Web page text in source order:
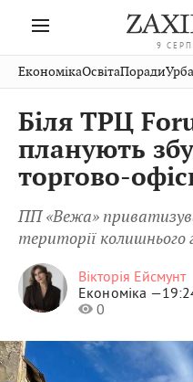
9
Івано-
Франківськ
Тернопіль
Волинь
Закарпаття
Рівне
Чернівці
Шептицький
Стрий
Вінниця
ЕкономікаОсвітаПоради
Біля ТРЦ
планують
торгово-
ПП «Вежа»
території колишнього
Вікторія Ейсмунт
Економіка —
0